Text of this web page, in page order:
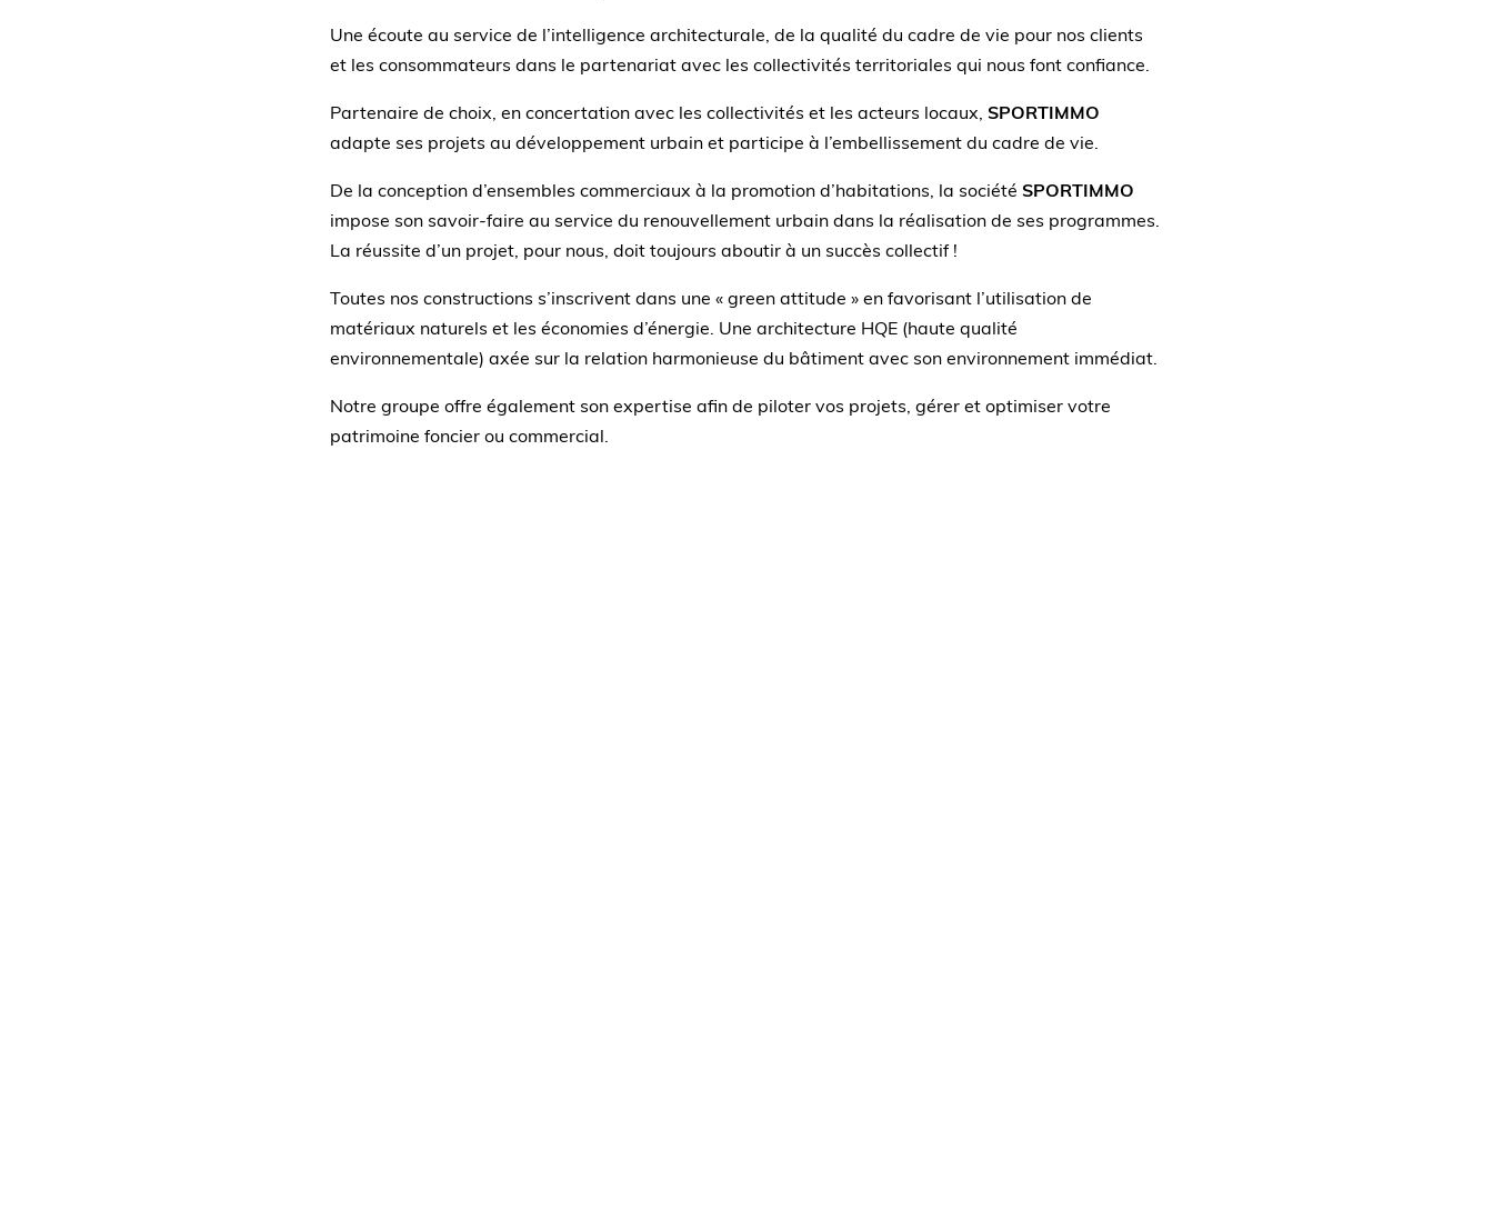
Une écoute au service de l’intelligence architecturale, de la qualité du cadre de vie pour nos clients
et les consommateurs dans le partenariat avec les collectivités territoriales qui nous font confiance.
Partenaire de choix, en concertation avec les collectivités et les acteurs locaux, SPORTIMMO
adapte ses projets au développement urbain et participe à l’embellissement du cadre de vie.
De la conception d’ensembles commerciaux à la promotion d’habitations, la société SPORTIMMO
impose son savoir-faire au service du renouvellement urbain dans la réalisation de ses programmes.
La réussite d’un projet, pour nous, doit toujours aboutir à un succès collectif !
Toutes nos constructions s’inscrivent dans une « green attitude » en favorisant l’utilisation de
matériaux naturels et les économies d’énergie. Une architecture HQE (haute qualité
environnementale) axée sur la relation harmonieuse du bâtiment avec son environnement immédiat.
Notre groupe offre également son expertise afin de piloter vos projets, gérer et optimiser votre
patrimoine foncier ou commercial.